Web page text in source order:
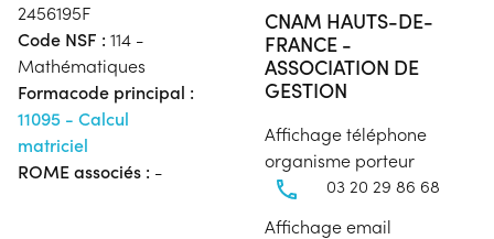
2456195F
Code NSF : 114 -
Mathématiques
Formacode principal :
11095 - Calcul
matriciel
ROME associés : -
CNAM HAUTS-DE-
FRANCE -
ASSOCIATION DE
GESTION
Affichage téléphone
organisme porteur
03 20 29 86 68
Affichage email